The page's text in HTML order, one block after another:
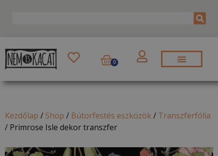
0
Kezdőlap / Shop / Bútorfestés eszközök/ Transzferfólia
/ Primrose Isle dekor transzfer